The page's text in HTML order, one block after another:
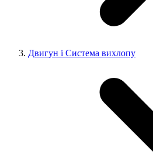
Двигун і Система вихлопу